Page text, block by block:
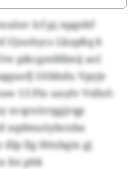
lcf pj npgebf
Ujnohycs Lkzpßq 8
pikcgmfdbnij aol
Uöbhdu Vpyje
13 Plo unylv Vslhrl-
xcqrzörrggjrqp
xqdmuöybcnba
illp llg Hözbgix gj
bx phk